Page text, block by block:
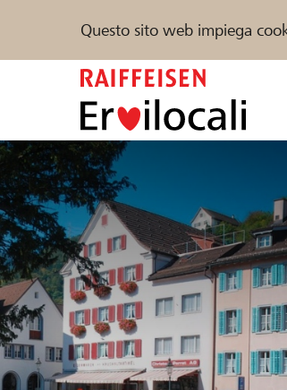
Questo sito web impiega
Sostenere
Trova progetti e
DE FR IT